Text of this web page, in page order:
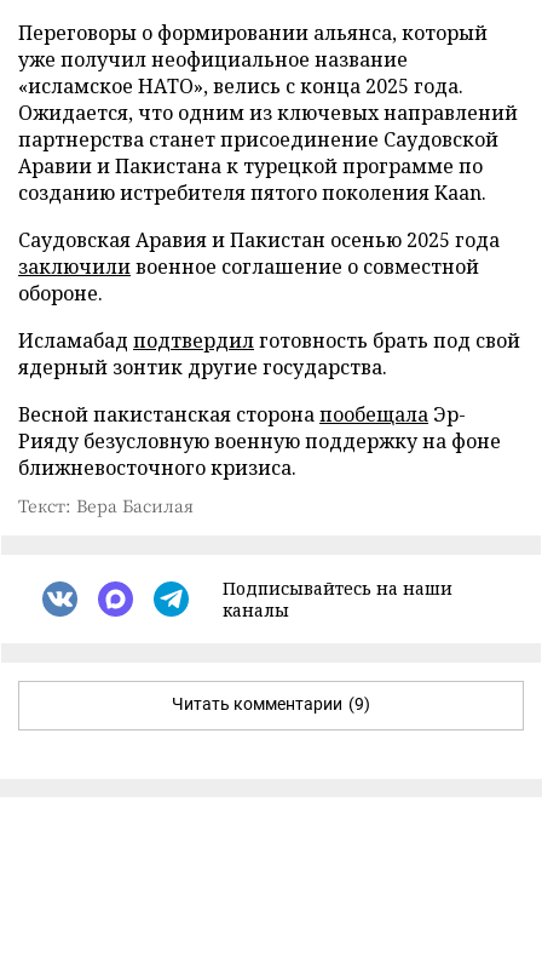
Переговоры о формировании альянса, который
уже получил неофициальное название
«исламское НАТО», велись с конца 2025 года.
Ожидается, что одним из ключевых направлений
партнерства станет присоединение Саудовской
Аравии и Пакистана к турецкой программе по
созданию истребителя пятого поколения Kaan.
Саудовская Аравия и Пакистан осенью 2025 года
заключиливоенное соглашение о совместной
обороне.
Исламабад подтвердилготовность брать под свой
ядерный зонтик другие государства.
Весной пакистанская сторонапообещала Эр-
Рияду безусловную военную поддержку на фоне
ближневосточного кризиса.
Текст: Вера Басилая
Подписывайтесь на наши
каналы
Читать комментарии (9)